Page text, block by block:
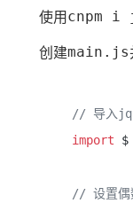
使用cnpm i
创建main.js
// 导入
import $
// 设置偶